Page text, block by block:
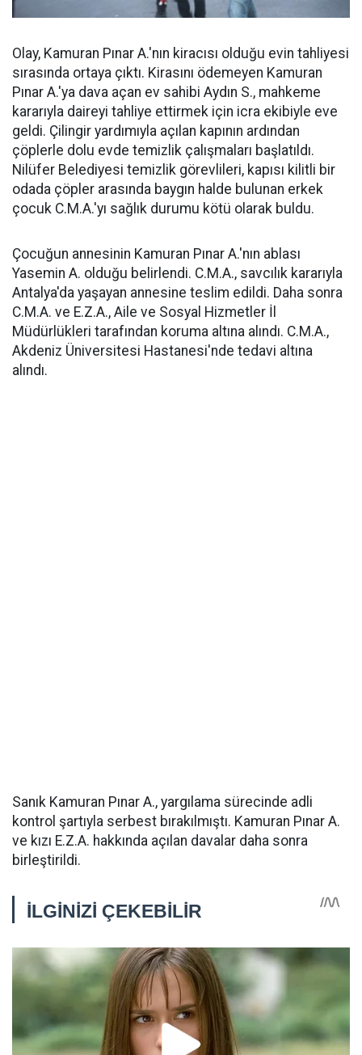
Olay, Kamuran Pınar A.'nın kiracısı olduğu evin tahliyesi
sırasında ortaya çıktı. Kirasını ödemeyen Kamuran
Pınar A.'ya dava açan ev sahibi Aydın S., mahkeme
kararıyla daireyi tahliye ettirmek için icra ekibiyle eve
geldi. Çilingir yardımıyla açılan kapının ardından
çöplerle dolu evde temizlik çalışmaları başlatıldı.
Nilüfer Belediyesi temizlik görevlileri, kapısı kilitli bir
odada çöpler arasında baygın halde bulunan erkek
çocuk C.M.A.'yı sağlık durumu kötü olarak buldu.
Çocuğun annesinin Kamuran Pınar A.'nın ablası
Yasemin A. olduğu belirlendi. C.M.A., savcılık kararıyla
Antalya'da yaşayan annesine teslim edildi. Daha sonra
C.M.A. ve E.Z.A., Aile ve Sosyal Hizmetler İl
Müdürlükleri tarafından koruma altına alındı. C.M.A.,
Akdeniz Üniversitesi Hastanesi'nde tedavi altına
alındı.
Sanık Kamuran Pınar A., yargılama sürecinde adli
kontrol şartıyla serbest bırakılmıştı. Kamuran Pınar A.
ve kızı E.Z.A. hakkında açılan davalar daha sonra
birleştirildi.